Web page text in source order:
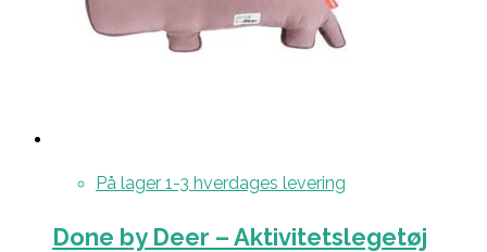
På lager 1-3 hverdages levering
Done by Deer – Aktivitetslegetøj